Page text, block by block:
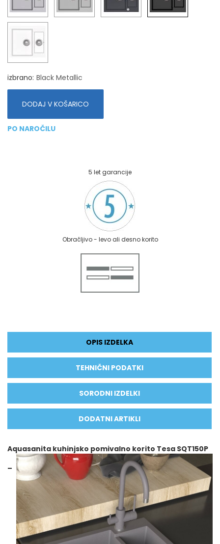
izbrano Black Metallic
DODAJ V KOŠARICO
PO NAROČILU
5 let garancije
Obračljivo - levo ali desno korito
OPIS IZDELKA
TEHNIČNI PODATKI
SORODNI IZDELKI
DODATNI ARTIKLI
Aquasanita kuhinjsko pomivalno korito Tesa SQT150P
–